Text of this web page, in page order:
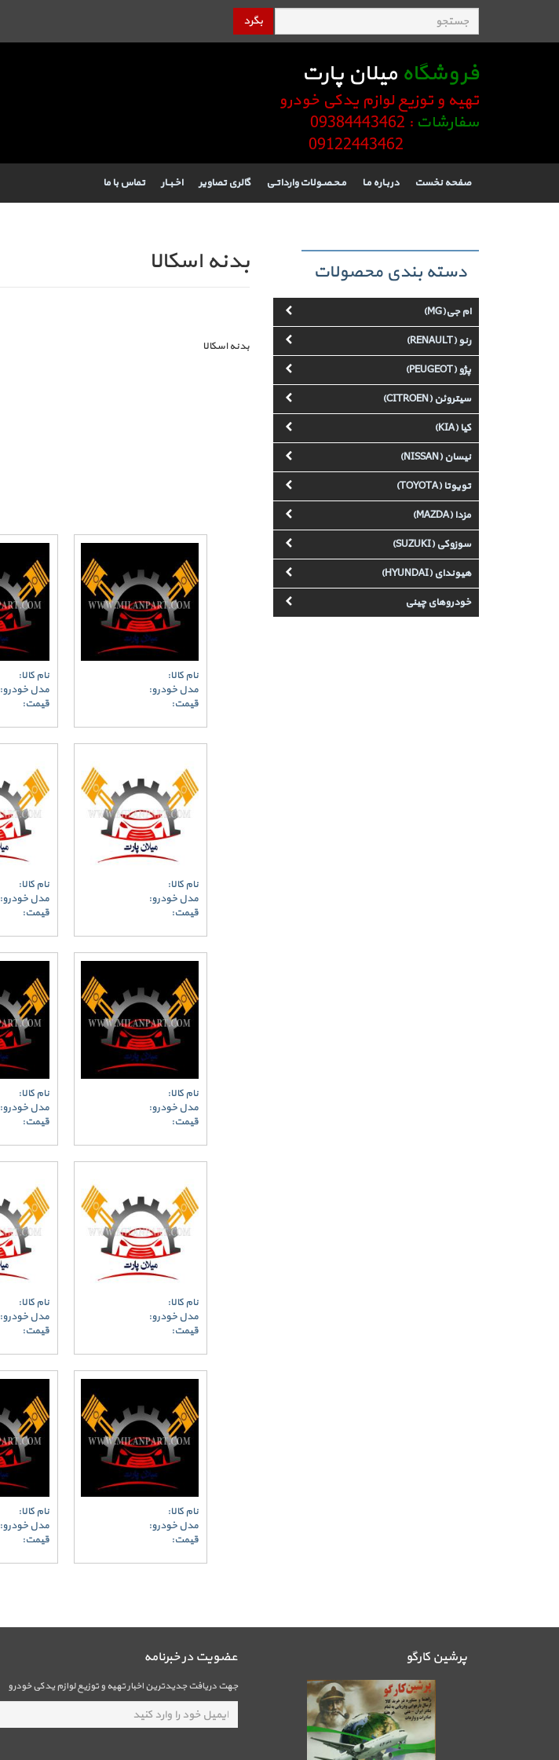
بگرد
فروشگاه میلان پارت
تهیه و توزیع لوازم یدکی خودرو
سفارشات : 09384443462
صفحه نخست دربـاره مـا مـحـصـولات وارداتـی گالری تصاویر اخـبــار تماس با ما
دسته بندی محصولات
ام جی(MG)
رنو (RENAULT)
پژو (PEUGEOT)
سیتروئن (CITROEN)
کیا (KIA)
نیسان (NISSAN)
تویوتا (TOYOTA)
مزدا (MAZDA)
سوزوکی (SUZUKI)
هیوندای (HYUNDAI)
خودروهای چینی
بدنه اسکالا
بدنه اسکالا
نام کالا:
مدل خودرو:
قیمت:
نام کالا:
مدل خودرو:
قیمت:
نام کالا:
مدل خودرو:
قیمت:
نام کالا:
مدل خودرو:
قیمت:
نام کالا:
مدل خودرو:
قیمت:
نام کالا:
مدل خودرو:
قیمت:
نام کالا:
مدل خودرو:
قیمت:
نام کالا:
مدل خودرو:
قیمت:
نام کالا:
مدل خودرو:
قیمت:
نام کالا:
مدل خودرو:
قیمت:
پرشین کارگو عضویت در خبرنامه
جهت دریافت جدیدترین اخبار تهیه و توزیع لوازم یدکی خودرو